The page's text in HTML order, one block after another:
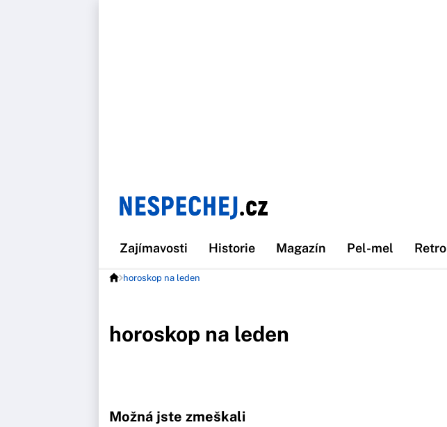
Zajímavosti Historie Magazín Pel-mel Retro
horoskop na leden
horoskop na leden
Možná jste zmeškali